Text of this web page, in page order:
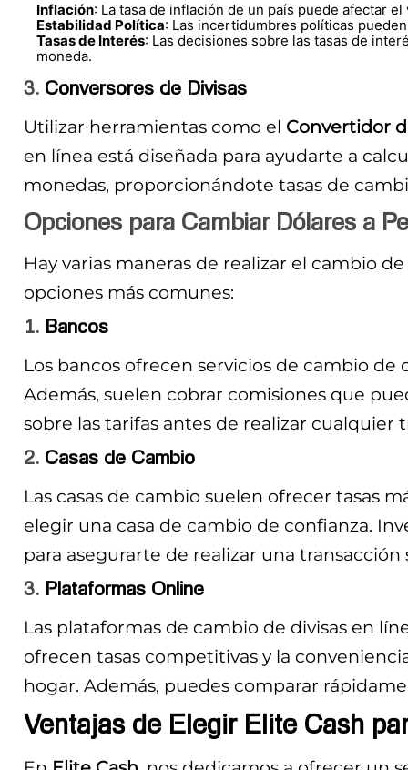
Inflación: La tasa de inflación de un país puede afectar
Estabilidad Política: Las incertidumbres políticas
Tasas de Interés: Las decisiones sobre las tasas de
moneda.
3. Conversores de Divisas
Utilizar herramientas como el Convertidor
en línea está diseñada para ayudarte a
monedas, proporcionándote tasas de
Opciones para Cambiar Dólares a
Hay varias maneras de realizar el cambio
opciones más comunes:
1. Bancos
Los bancos ofrecen servicios de cambio de
Además, suelen cobrar comisiones que
sobre las tarifas antes de realizar cualquier
2. Casas de Cambio
Las casas de cambio suelen ofrecer tasas
elegir una casa de cambio de confianza.
para asegurarte de realizar una transacción
3. Plataformas Online
Las plataformas de cambio de divisas en
ofrecen tasas competitivas y la
hogar. Además, puedes comparar
Ventajas de Elegir Elite Cash